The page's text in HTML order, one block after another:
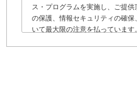
ス・プログラムを実施し、ご提供
の保護、情報セキュリティの確保
いて最大限の注意を払っています